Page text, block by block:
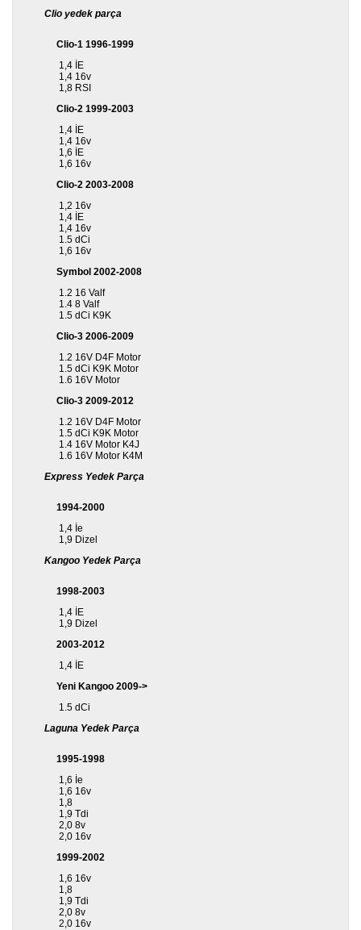
Clio yedek parça
Clio-1 1996-1999
1,4 İE
1,4 16v
1,8 RSI
Clio-2 1999-2003
1,4 İE
1,4 16v
1,6 İE
1,6 16v
Clio-2 2003-2008
1,2 16v
1,4 İE
1,4 16v
1.5 dCi
1,6 16v
Symbol 2002-2008
1.2 16 Valf
1.4 8 Valf
1.5 dCi K9K
Clio-3 2006-2009
1.2 16V D4F Motor
1.5 dCi K9K Motor
1.6 16V Motor
Clio-3 2009-2012
1.2 16V D4F Motor
1.5 dCi K9K Motor
1.4 16V Motor K4J
1.6 16V Motor K4M
Express Yedek Parça
1994-2000
1,4 İe
1,9 Dizel
Kangoo Yedek Parça
1998-2003
1,4 İE
1,9 Dizel
2003-2012
1,4 İE
Yeni Kangoo 2009->
1.5 dCi
Laguna Yedek Parça
1995-1998
1,6 İe
1,6 16v
1,8
1,9 Tdi
2,0 8v
2,0 16v
1999-2002
1,6 16v
1,8
1,9 Tdi
2,0 8v
2,0 16v